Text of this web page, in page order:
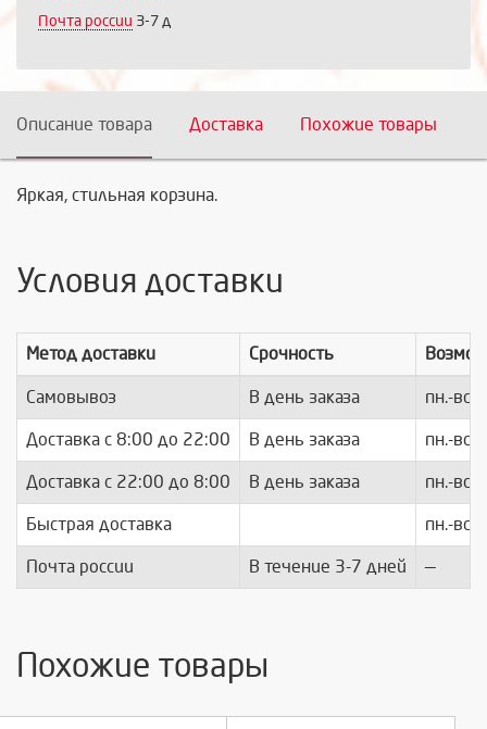
Почта россии 3-7 д
Описание товара Доставка Похожие товары
Яркая, стильная корзина.
Условия доставки
Метод доставки Срочность
Самовывоз В день заказа пн.-вс.
Доставка c 8:00 до 22:00 В день заказа пн.-вс.
Доставка с 22:00 до 8:00 В день заказа пн.-вс.
Быстрая доставка пн.-вс.
Почта россии В течение 3-7 дней —
Похожие товары